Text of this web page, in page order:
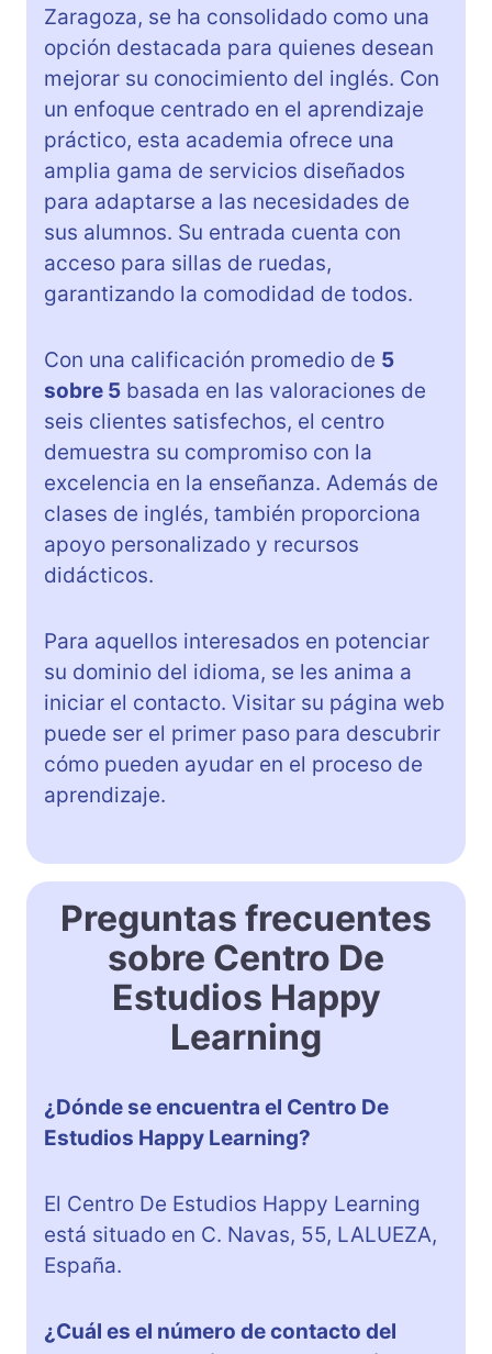
Zaragoza, se ha consolidado como una
opción destacada para quienes desean
mejorar su conocimiento del inglés. Con
un enfoque centrado en el aprendizaje
práctico, esta academia ofrece una
amplia gama de servicios diseñados
para adaptarse a las necesidades de
sus alumnos. Su entrada cuenta con
acceso para sillas de ruedas,
garantizando la comodidad de todos.
Con una calificación promedio de 5
sobre 5 basada en las valoraciones de
seis clientes satisfechos, el centro
demuestra su compromiso con la
excelencia en la enseñanza. Además de
clases de inglés, también proporciona
apoyo personalizado y recursos
didácticos.
Para aquellos interesados en potenciar
su dominio del idioma, se les anima a
iniciar el contacto. Visitar su página web
puede ser el primer paso para descubrir
cómo pueden ayudar en el proceso de
aprendizaje.
Preguntas frecuentes
sobre Centro De
Estudios Happy
Learning
¿Dónde se encuentra el Centro De
Estudios Happy Learning?
El Centro De Estudios Happy Learning
está situado en C. Navas, 55, LALUEZA,
España.
¿Cuál es el número de contacto del